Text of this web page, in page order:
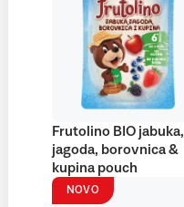
Frutolino BIO jabuka,
jagoda, borovnica &
kupina pouch
NOVO